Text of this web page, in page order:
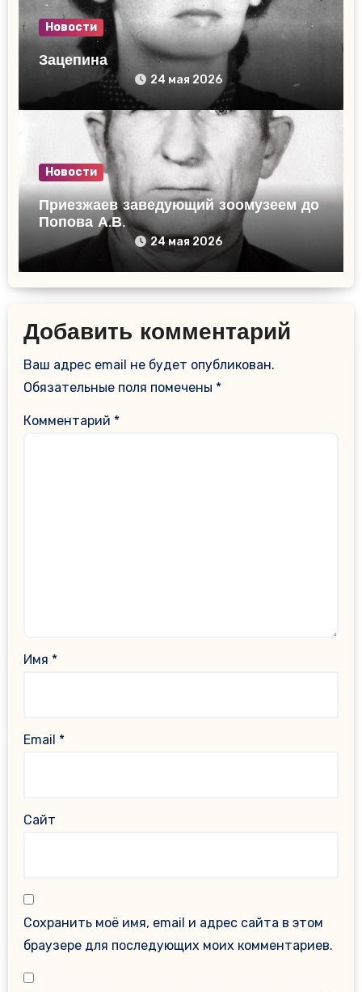
Новости
Зацепина
24 мая 2026
Новости
Приезжаев заведующий зоомузеем до
Попова А.В.
24 мая 2026
Добавить комментарий
Ваш адрес email не будет опубликован.
Обязательные поля помечены *
Комментарий *
Имя *
Email *
Сайт
Сохранить моё имя, email и адрес сайта в этом
браузере для последующих моих комментариев.